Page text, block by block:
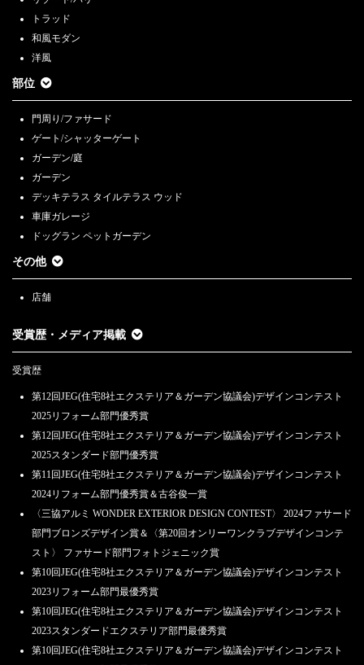
トラッド
和風モダン
洋風
部位
門周り/ファサード
ゲート/シャッターゲート
ガーデン/庭
ガーデン
デッキテラス タイルテラス ウッド
車庫ガレージ
ドッグラン ペットガーデン
その他
店舗
受賞歴・メディア掲載
受賞歴
第12回JEG(住宅8社エクステリア＆ガーデン協議会)デザインコンテスト
2025リフォーム部門優秀賞
第12回JEG(住宅8社エクステリア＆ガーデン協議会)デザインコンテスト
2025スタンダード部門優秀賞
第11回JEG(住宅8社エクステリア＆ガーデン協議会)デザインコンテスト
2024リフォーム部門優秀賞＆古谷俊一賞
〈三協アルミ WONDER EXTERIOR DESIGN CONTEST〉 2024ファサード
部門ブロンズデザイン賞＆〈第20回オンリーワンクラブデザインコンテ
スト〉 ファサード部門フォトジェニック賞
第10回JEG(住宅8社エクステリア＆ガーデン協議会)デザインコンテスト
2023リフォーム部門最優秀賞
第10回JEG(住宅8社エクステリア＆ガーデン協議会)デザインコンテスト
2023スタンダードエクステリア部門最優秀賞
第10回JEG(住宅8社エクステリア＆ガーデン協議会)デザインコンテスト